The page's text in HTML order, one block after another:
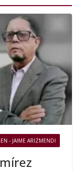
- JAIME ARIZMENDI